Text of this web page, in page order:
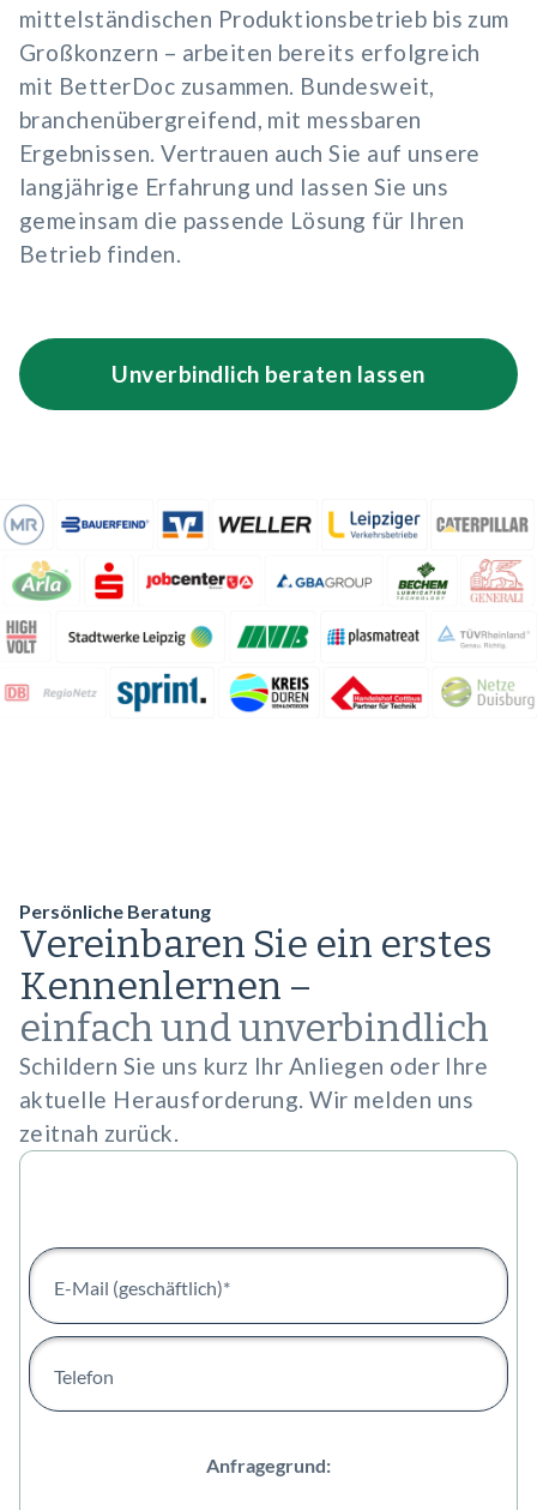
mittelständischen Produktionsbetrieb bis zum
Großkonzern – arbeiten bereits erfolgreich
mit BetterDoc zusammen. Bundesweit,
branchenübergreifend, mit messbaren
Ergebnissen. Vertrauen auch Sie auf unsere
langjährige Erfahrung und lassen Sie uns
gemeinsam die passende Lösung für Ihren
Betrieb finden.
Unverbindlich beraten lassen
Persönliche Beratung
Vereinbaren Sie ein erstes
Kennenlernen –
einfach und unverbindlich
Schildern Sie uns kurz Ihr Anliegen oder Ihre
aktuelle Herausforderung. Wir melden uns
zeitnah zurück.